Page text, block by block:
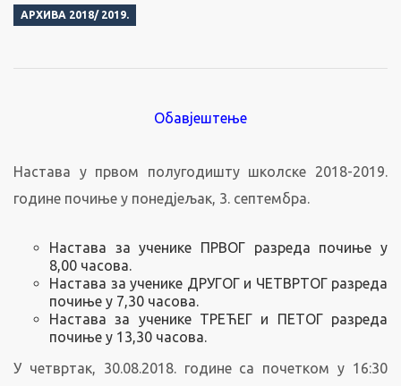
АРХИВА 2018/ 2019.
Обавјештење
Настава у првом полугодишту школске 2018-2019.
године почиње у понедјељак, 3. септембра.
Настава за ученике ПРВОГ разреда почиње у
8,00 часова.
Настава за ученике ДРУГОГ и ЧЕТВРТОГ разреда
почиње у 7,30 часова.
Настава за ученике ТРЕЋЕГ и ПЕТОГ разреда
почиње у 13,30 часова.
У четвртак, 30.08.2018. године са почетком у 16:30